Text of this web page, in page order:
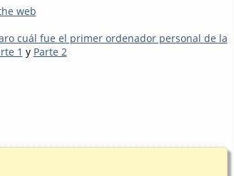
web
cuál fue el primer ordenador personal de la
1 y Parte 2